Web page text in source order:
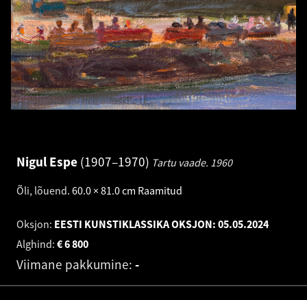
Nigul Espe 1907–1970 Tartu vaade. 1960
Õli, lõuend. 60.0 × 81.0 cm Raamitud
Oksjon: EESTI KUNSTIKLASSIKA OKSJON: 05.05.2024
Alghind:
6 800
€
Viimane pakkumine: -